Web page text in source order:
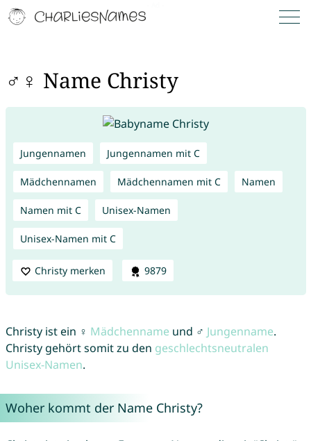
♂♀ Name Christy
Jungennamen Jungennamen mit C
Mädchennamen Mädchennamen mit C Namen
Namen mit C Unisex-Namen
Unisex-Namen mit C
Christy merken 9879
Christy ist ein ♀ Mädchenname und ♂ Jungenname.
Christy gehört somit zu den geschlechtsneutralen
Unisex-Namen.
Woher kommt der Name Christy?